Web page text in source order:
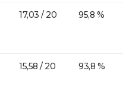
17,03 / 20 95,8 %
15,58 / 20 93,8 %